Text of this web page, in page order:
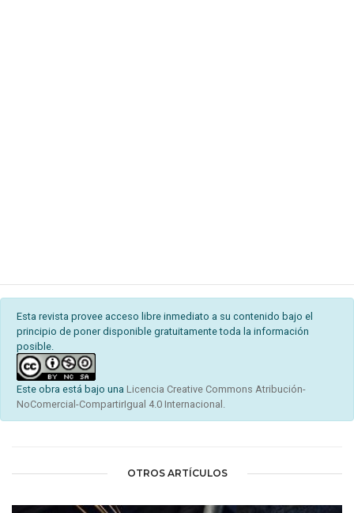
Esta revista provee acceso libre inmediato a su contenido bajo el
principio de poner disponible gratuitamente toda la información
posible.
Este obra está bajo una Licencia Creative Commons Atribución-
NoComercial-CompartirIgual 4.0 Internacional.
OTROS ARTÍCULOS